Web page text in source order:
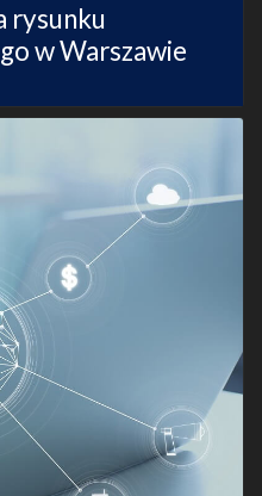
rysunku
w Warszawie